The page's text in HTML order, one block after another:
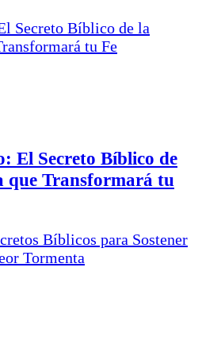
El Secreto Bíblico de
que Transformará tu